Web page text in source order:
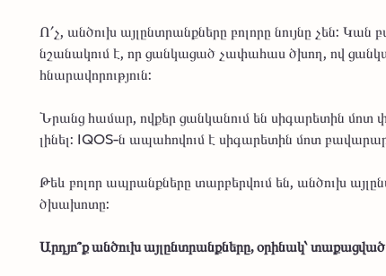
Ո՛չ, անծուխ այլընտրանքները բոլորը նույնը չեն:
նշանակում է, որ ցանկացած չափահաս ծխող, ով
հնարավորություն:
Նրանց համար, ովքեր ցանկանում են սիգարետին
լինել: IQOS-ն ապահովում է սիգարետին մոտ
Թեև բոլոր ապրանքները տարբերվում են, անծուխ
ծխախոտը:
Արդյո՞ք անծուխ այլընտրանքները, օրինակ՝